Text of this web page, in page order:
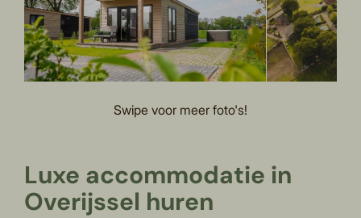
Swipe voor meer foto's!
Luxe accommodatie in
Overijssel huren